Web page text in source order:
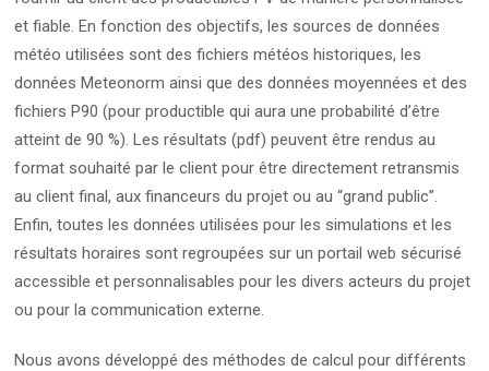
et fiable. En fonction des objectifs, les sources de données
météo utilisées sont des fichiers météos historiques, les
données Meteonorm ainsi que des données moyennées et des
fichiers P90 (pour productible qui aura une probabilité d’être
atteint de 90 %). Les résultats (pdf) peuvent être rendus au
format souhaité par le client pour être directement retransmis
au client final, aux financeurs du projet ou au “grand public”.
Enfin, toutes les données utilisées pour les simulations et les
résultats horaires sont regroupées sur un portail web sécurisé
accessible et personnalisables pour les divers acteurs du projet
ou pour la communication externe.
Nous avons développé des méthodes de calcul pour différents